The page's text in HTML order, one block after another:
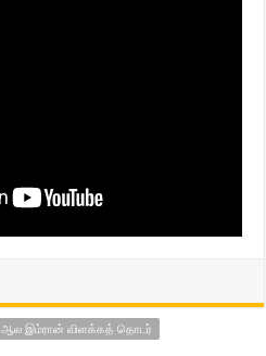
ஆல இம்ரான் விளக்கத் தொடர்